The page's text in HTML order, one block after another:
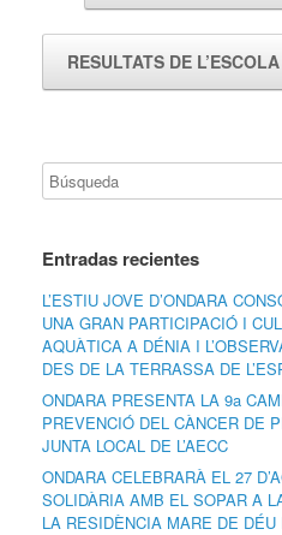
RESULTATS DE
Entradas recientes
L’ESTIU JOVE D’ONDARA
UNA GRAN PARTICIPACIÓ I
AQUÀTICA A DÉNIA I
DES DE LA TERRASSA DE
ONDARA PRESENTA LA 9a
PREVENCIÓ DEL CÀNCER DE
JUNTA LOCAL DE L’AECC
ONDARA CELEBRARÀ EL 27
SOLIDÀRIA AMB EL SOPAR A
LA RESIDÈNCIA MARE DE DÉU